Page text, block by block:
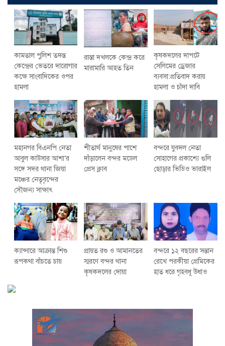
কামতাল পুলিশ তদন্ত
কেন্দ্রের ভেতরে দারোগার
কক্ষে সাংবাদিকের ওপর
হামলা
রাস্তা দখলকে কেন্দ্র করে
মারামারি আহত তিন
কৃষকদলের দাপটে
সেলিমের ড্রেজার
ব্যবসা:প্রতিবাদ করায়
হামলা ও চাঁদা দাবি
মহানগর বিএনপি নেতা
আবুল কাউসার আশা’র
সঙ্গে সদর থানা জিয়া
মঞ্চের নেতৃবৃন্দের
সৌজন্য সাক্ষাৎ
শীতার্থ মানুষের পাশে
দাঁড়ালেন বন্দর মডেল
প্রেস ক্লাব
বন্দরে যুবদল নেতা
সোহাগের প্রকাশ্যে গুলি
ছোড়ার ভিডিও ভারাইল
ক্যান্সারে আক্রান্ত শিশু
রূপকথা বাঁচতে চায়
প্রায়ত রশু ও আমানতের
স্মরণে বন্দর থানা
কৃষকদলের দোয়া
বন্দরে ১২ বছরের সন্তান
রেখে পরকীয়া প্রেমিকের
হাত ধরে গৃহবধূ উধাও